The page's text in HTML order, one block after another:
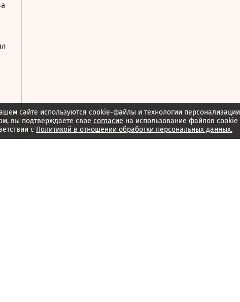
сайте используются cookie-файлы и технологии
вы подтверждаете свое согласие на использование файлов
с Политикой в отношении обработки персональных данных.